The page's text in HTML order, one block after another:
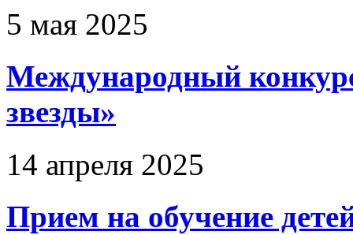
5 мая 2025
Международный
звезды»
14 апреля 2025
Прием на обучение